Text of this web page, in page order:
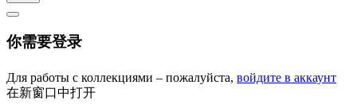
你需要登录
Для работы с коллекциями – пожалуйста, войдите в аккаунт
在新窗口中打开